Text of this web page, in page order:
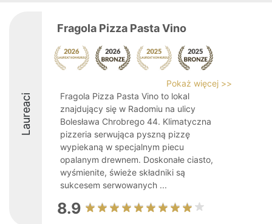
Laureaci
Fragola Pizza Pasta Vino
Pokaż więcej >>
Fragola Pizza Pasta Vino to lokal
znajdujący się w Radomiu na ulicy
Bolesława Chrobrego 44. Klimatyczna
pizzeria serwująca pyszną pizzę
wypiekaną w specjalnym piecu
opalanym drewnem. Doskonałe ciasto,
wyśmienite, świeże składniki są
sukcesem serwowanych ...
8.9